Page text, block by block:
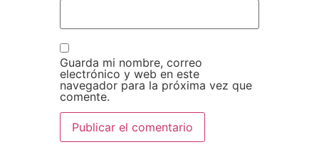
Guarda mi nombre, correo
electrónico y web en este
navegador para la próxima vez que
comente.